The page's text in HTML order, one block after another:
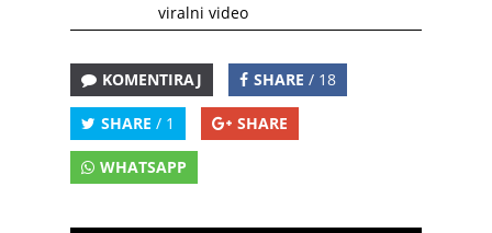
viralni video
KOMENTIRAJ SHARE / 18
SHARE / 1 SHARE
WHATSAPP